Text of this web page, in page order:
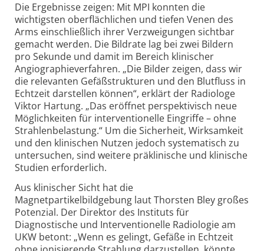
Die Ergebnisse zeigen: Mit MPI konnten die
wichtigsten oberflächlichen und tiefen Venen des
Arms einschließlich ihrer Verzweigungen sichtbar
gemacht werden. Die Bildrate lag bei zwei Bildern
pro Sekunde und damit im Bereich klinischer
Angiographieverfahren. „Die Bilder zeigen, dass wir
die relevanten Gefäßstrukturen und den Blutfluss in
Echtzeit darstellen können“, erklärt der Radiologe
Viktor Hartung. „Das eröffnet perspektivisch neue
Möglichkeiten für interventionelle Eingriffe – ohne
Strahlenbelastung.“ Um die Sicherheit, Wirksamkeit
und den klinischen Nutzen jedoch systematisch zu
untersuchen, sind weitere präklinische und klinische
Studien erforderlich.
Aus klinischer Sicht hat die
Magnetpartikelbildgebung laut Thorsten Bley großes
Potenzial. Der Direktor des Instituts für
Diagnostische und Interventionelle Radiologie am
UKW betont: „Wenn es gelingt, Gefäße in Echtzeit